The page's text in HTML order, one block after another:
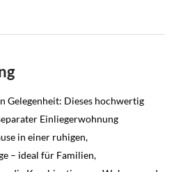
Gelegenheit: Dieses hochwertig
Einliegerwohnung
in einer ruhigen,
– ideal für Familien,